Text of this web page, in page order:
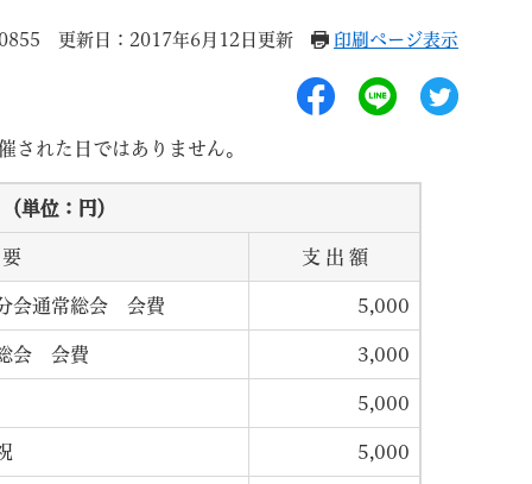
職 高齢者・介護
サイトマップ
更新日：2017年6月12日更新 印刷ページ表示
れた日ではありません。
単位：円）
支 出 額
会通常総会 会費 5,000
会 会費 3,000
5,000
5,000